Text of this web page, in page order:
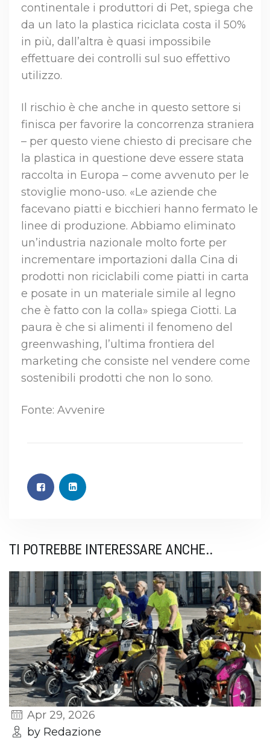
continentale i produttori di Pet, spiega che
da un lato la plastica riciclata costa il 50%
in più, dall’altra è quasi impossibile
effettuare dei controlli sul suo effettivo
utilizzo.
Il rischio è che anche in questo settore si
finisca per favorire la concorrenza straniera
– per questo viene chiesto di precisare che
la plastica in questione deve essere stata
raccolta in Europa – come avvenuto per le
stoviglie mono-uso. «Le aziende che
facevano piatti e bicchieri hanno fermato le
linee di produzione. Abbiamo eliminato
un’industria nazionale molto forte per
incrementare importazioni dalla Cina di
prodotti non riciclabili come piatti in carta
e posate in un materiale simile al legno
che è fatto con la colla» spiega Ciotti. La
paura è che si alimenti il fenomeno del
greenwashing, l’ultima frontiera del
marketing che consiste nel vendere come
sostenibili prodotti che non lo sono.
Fonte: Avvenire
TI POTREBBE INTERESSARE ANCHE..
Apr 29, 2026
by Redazione